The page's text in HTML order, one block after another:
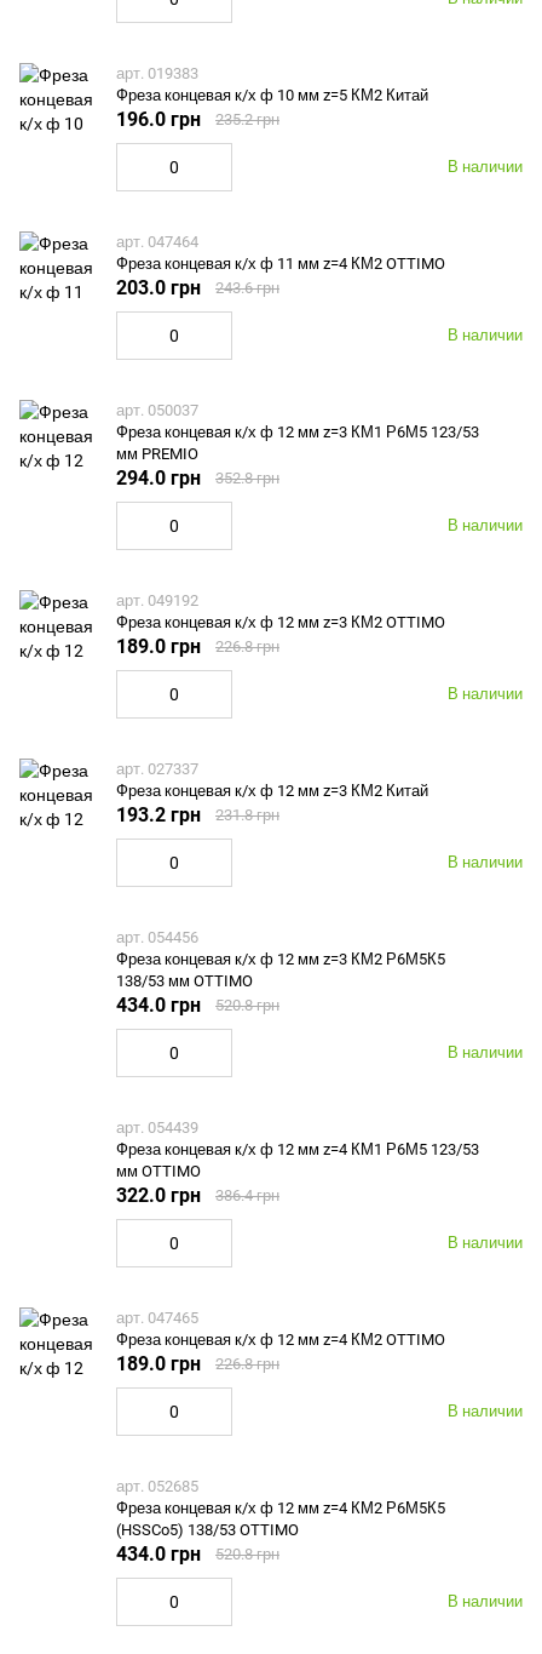
арт. 019383
Фреза концевая к/х ф 10 мм z=5 КМ2 Китай
В наличии
196.0 грн 235.2 грн
арт. 047464
Фреза концевая к/х ф 11 мм z=4 КМ2 OTTIMO
В наличии
203.0 грн 243.6 грн
арт. 050037
Фреза концевая к/х ф 12 мм z=3 КМ1 Р6М5 123/53
мм PREMIO
В наличии
294.0 грн 352.8 грн
арт. 049192
Фреза концевая к/х ф 12 мм z=3 КМ2 OTTIMO
В наличии
189.0 грн 226.8 грн
арт. 027337
Фреза концевая к/х ф 12 мм z=3 КМ2 Китай
В наличии
193.2 грн 231.8 грн
арт. 054456
Фреза концевая к/х ф 12 мм z=3 КМ2 Р6М5К5
138/53 мм OTTIMO
В наличии
434.0 грн 520.8 грн
арт. 054439
Фреза концевая к/х ф 12 мм z=4 КМ1 Р6М5 123/53
мм OTTIMO
В наличии
322.0 грн 386.4 грн
арт. 047465
Фреза концевая к/х ф 12 мм z=4 КМ2 OTTIMO
В наличии
189.0 грн 226.8 грн
арт. 052685
Фреза концевая к/х ф 12 мм z=4 КМ2 Р6М5К5
(HSSCo5) 138/53 OTTIMO
В наличии
434.0 грн 520.8 грн